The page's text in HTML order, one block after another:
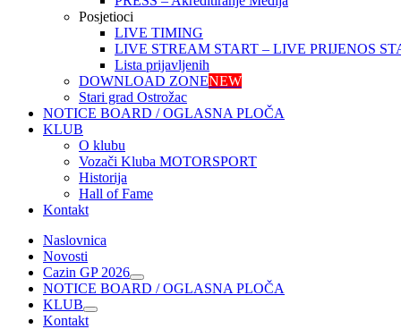
Posjetioci
LIVE TIMING
LIVE STREAM START – LIVE PRIJENOS
Lista prijavljenih
DOWNLOAD ZONENEW
Stari grad Ostrožac
NOTICE BOARD / OGLASNA PLOČA
KLUB
O klubu
Vozači Kluba MOTORSPORT
Historija
Hall of Fame
Kontakt
Naslovnica
Novosti
Cazin GP 2026
NOTICE BOARD / OGLASNA PLOČA
KLUB
Kontakt